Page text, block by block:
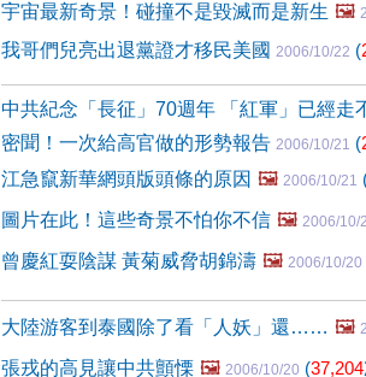
宇宙最新奇景！碰撞不是毀滅而是新生 🖼️
我哥們兒亮出退黨證才移民美國 2006/10/22 (
中共紀念「長征」70週年 「紅軍」已經走
密聞！一次給高官做的形勢報告 2006/10/21 (
江急竄新華網頭版頭條的原因 🖼️ 2006/10/21
圖片在此！這些奇景不怕你不信 🖼️ 2006/10/
曾慶紅耍陰謀 黃菊威脅胡錦濤 🖼️ 2006/10/20
大陸游客到泰國除了看「人妖」還…… 🖼️
張戎的高見讓中共顫慄 🖼️ 2006/10/20 (37,204